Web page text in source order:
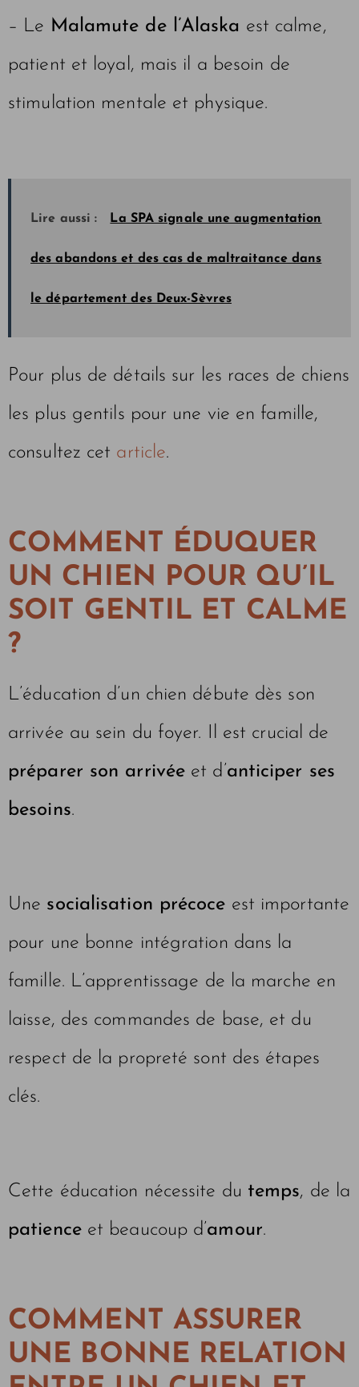
– Le Malamute de l’Alaska est calme,
patient et loyal, mais il a besoin de
stimulation mentale et physique.
Lire aussi : La SPA signale une augmentation
des abandons et des cas de maltraitance dans
le département des Deux-Sèvres
Pour plus de détails sur les races de chiens
les plus gentils pour une vie en famille,
consultez cet article.
COMMENT ÉDUQUER
UN CHIEN POUR QU’IL
SOIT GENTIL ET CALME
?
L’éducation d’un chien débute dès son
arrivée au sein du foyer. Il est crucial de
préparer son arrivée et d’anticiper ses
besoins.
Une socialisation précoce est importante
pour une bonne intégration dans la
famille. L’apprentissage de la marche en
laisse, des commandes de base, et du
respect de la propreté sont des étapes
clés.
Cette éducation nécessite du temps, de la
patienceet beaucoup d’amour.
COMMENT ASSURER
UNE BONNE RELATION